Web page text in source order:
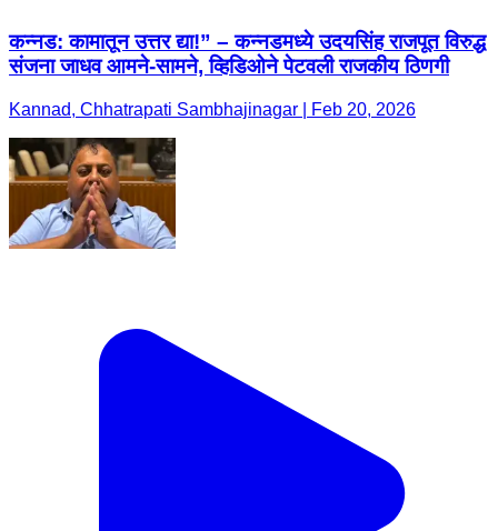
कन्नड: कामातून उत्तर द्या!” – कन्नडमध्ये उदयसिंह राजपूत विरुद्ध
संजना जाधव आमने-सामने, व्हिडिओने पेटवली राजकीय ठिणगी
Kannad, Chhatrapati Sambhajinagar | Feb 20, 2026